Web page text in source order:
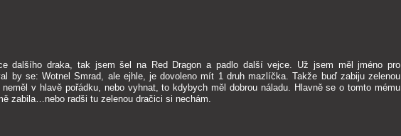
dalšího draka, tak jsem šel na Red Dragon a padlo další vejce. Už jsem měl jméno pro
by se: Wotnel Smrad, ale ejhle, je dovoleno mít 1 druh mazlíčka. Takže buď zabiju zelenou
v hlavě pořádku, nebo vyhnat, to kdybych měl dobrou náladu. Hlavně se o tomto mému
zabila…nebo radši tu zelenou dračici si nechám.